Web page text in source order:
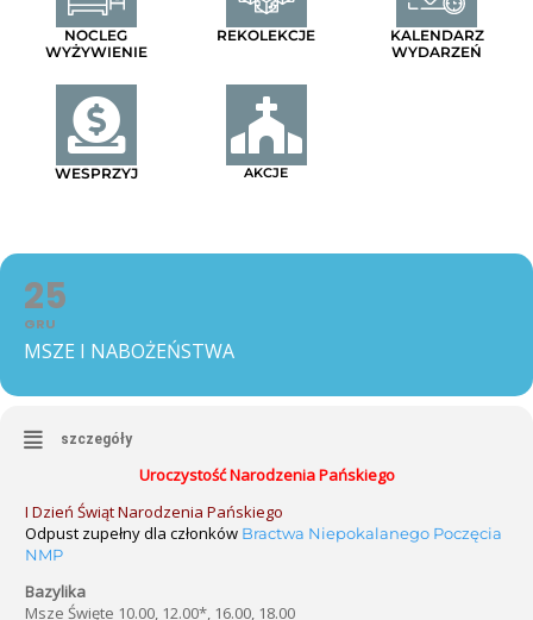
NOCLEG
WYŻYWIENIE
REKOLEKCJE
KALENDARZ
WYDARZEŃ
WESPRZYJ AKCJE
25
GRU
MSZE I NABOŻEŃSTWA
szczegóły
Uroczystość Narodzenia Pańskiego
I Dzień Świąt Narodzenia Pańskiego
Odpust zupełny dla członków Bractwa Niepokalanego Poczęcia
NMP
Bazylika
Msze Święte 10.00, 12.00*, 16.00, 18.00